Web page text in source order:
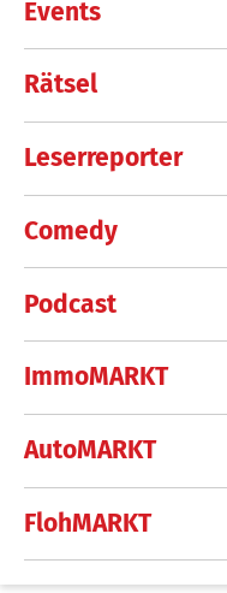
Events
Rätsel
Leserreporter
Comedy
Podcast
ImmoMARKT
AutoMARKT
FlohMARKT